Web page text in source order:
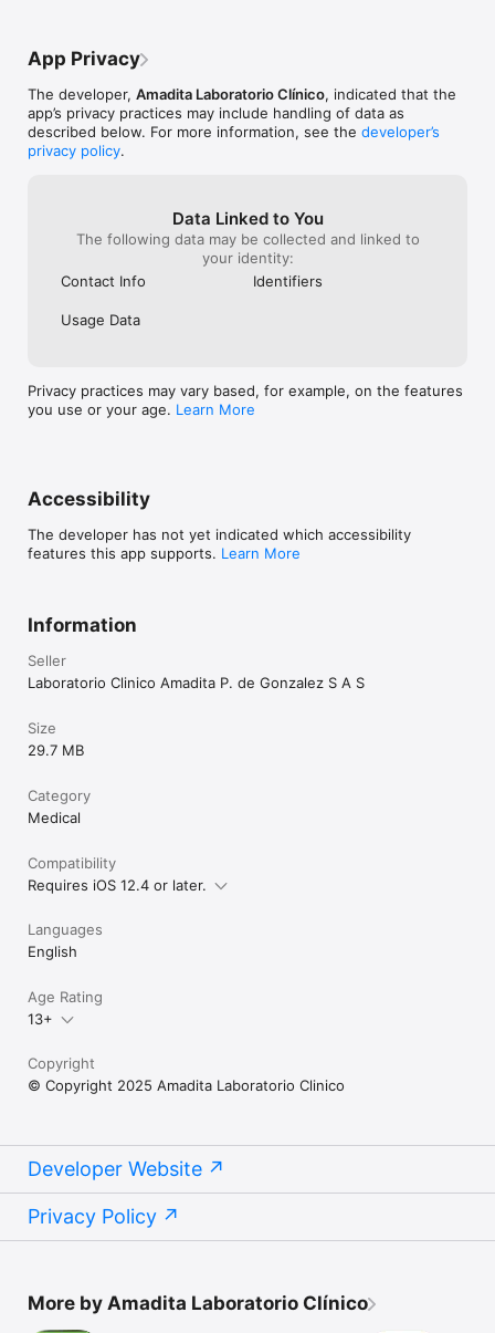
ser un socio integral del bienestar y la salud para las personas.
App Privacy
The developer, Amadita Laboratorio Clínico, indicated that the
app’s privacy practices may include handling of data as
described below. For more information, see the developer’s
privacy policy.
Data Linked to You
The following data may be collected and linked to
your identity:
Contact Info
Identifiers
Usage Data
Privacy practices may vary based, for example, on the features
you use or your age. Learn More
Accessibility
The developer has not yet indicated which accessibility
features this app supports. Learn More
Information
Seller
Laboratorio Clinico Amadita P. de Gonzalez S A S
Size
29.7 MB
Category
Medical
Compatibility
Requires iOS 12.4 or later.
Languages
English
Age Rating
13+
Copyright
© Copyright 2025 Amadita Laboratorio Clinico
Developer Website
Privacy Policy
More by Amadita Laboratorio Clínico